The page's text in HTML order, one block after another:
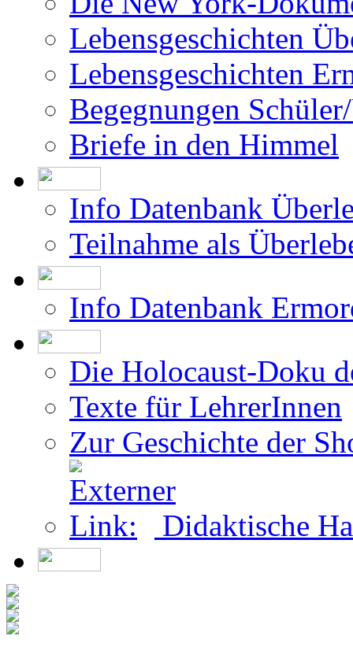
Lebensgeschichten
Lebensgeschichten
Begegnungen
Briefe in den Himmel
Info Datenbank
Teilnahme als
Info Datenbank
Die Holocaust-Doku
Texte für LehrerInnen
Zur Geschichte der
Didaktische